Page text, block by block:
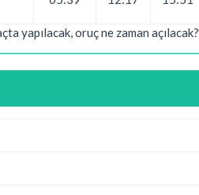
yapılacak, oruç ne zaman açılacak?